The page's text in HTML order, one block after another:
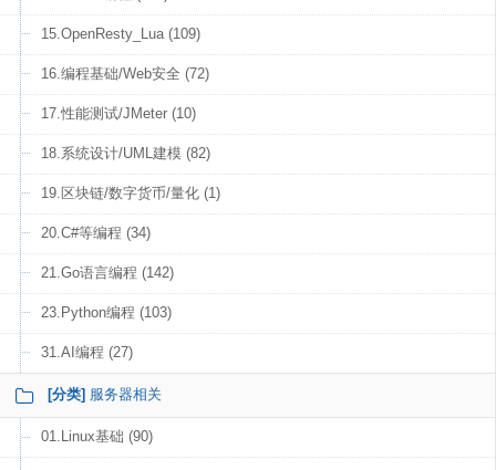
15.OpenResty_Lua (109)
16.编程基础/Web安全 (72)
17.性能测试/JMeter (10)
18.系统设计/UML建模 (82)
19.区块链/数字货币/量化 (1)
20.C#等编程 (34)
21.Go语言编程 (142)
23.Python编程 (103)
31.AI编程 (27)
[分类] 服务器相关
01.Linux基础 (90)